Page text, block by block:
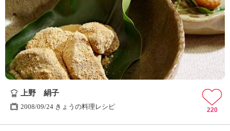
上野 絹子
2008/09/24 きょうの料理レシピ 220